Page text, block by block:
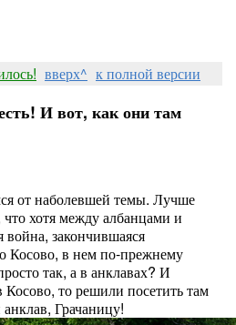
вверх^ к полной версии
И вот, как они там
от наболевшей темы. Лучше
хотя между албанцами и
закончившаяся
Косово, в нем по-прежнему
так, а в анклавах? И
то решили посетить там
Грачаницу!